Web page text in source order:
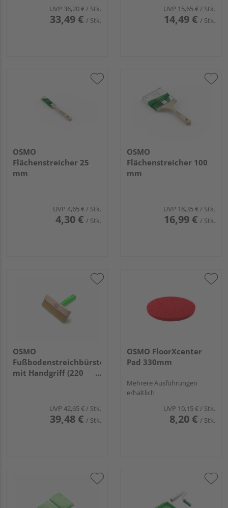
UVP 36,20 €/ Stk.
33,49 € / Stk.
UVP 15,65 €/ Stk.
14,49 € / Stk.
OSMO
Flächenstreicher 25
mm
UVP 4,65 €/ Stk.
4,30 € / Stk.
OSMO
Flächenstreicher 100
mm
UVP 18,35 €/ Stk.
16,99 € / Stk.
OSMO
Fußbodenstreichbürste
mit Handgriff (220
UVP 42,65 €/ Stk.
39,48 € / Stk.
OSMO FloorXcenter
Pad 330mm
Mehrere Ausführungen
erhältlich
UVP 10,15 €/ Stk.
8,20 € / Stk.